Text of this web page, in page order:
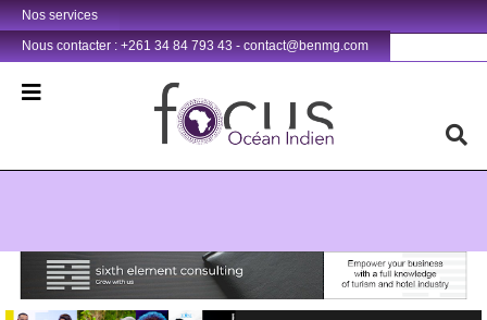
Nos services
Nous contacter : +261 34 84 793 43 - contact@benmg.com